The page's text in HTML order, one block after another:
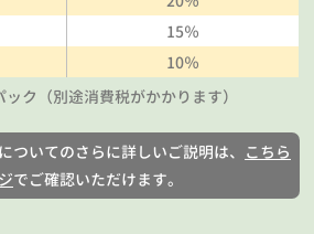
15％
10％
ク（別途消費税がかかります）
ついてのさらに詳しいご説明は、 こちら
でご確認いただけます。